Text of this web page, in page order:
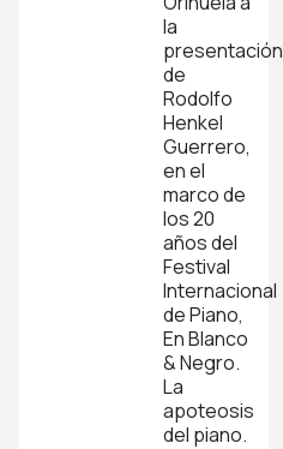
la
presentación
de
Rodolfo
Henkel
Guerrero,
en el
marco de
los 20
años del
Festival
Internacional
de Piano,
En Blanco
& Negro.
La
apoteosis
del piano.